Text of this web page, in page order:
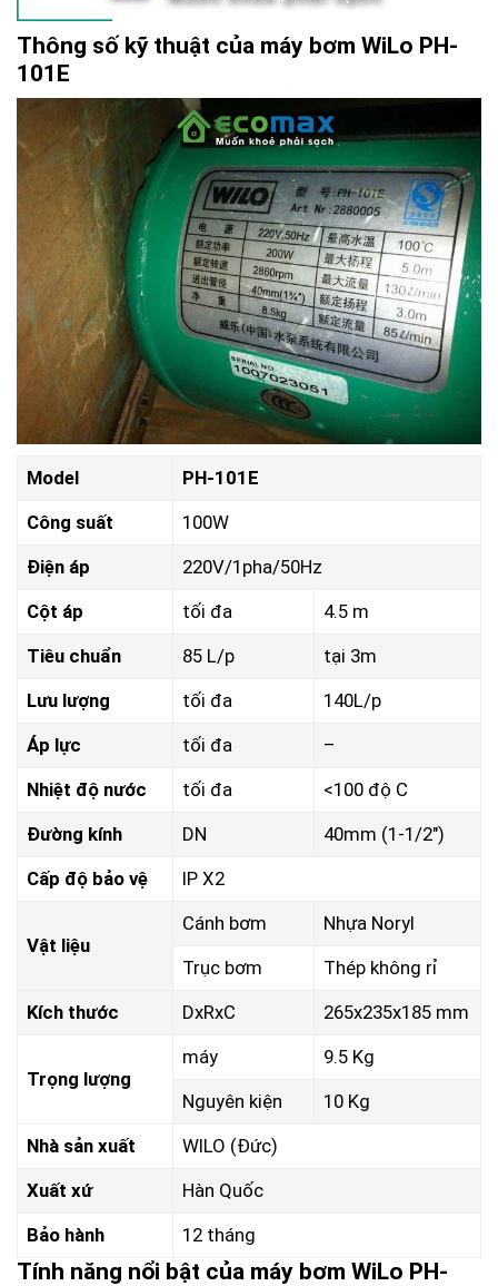
Thông số kỹ thuật của máy bơm WiLo PH-
101E
Model
PH-101E
Công suất
100W
Điện áp
220V/1pha/50Hz
Cột áp
tối đa
4.5 m
Tiêu chuẩn
85 L/p
tại 3m
Lưu lượng
tối đa
140L/p
Áp lực
tối đa
–
Nhiệt độ nước
tối đa
<100 độ C
Đường kính
DN
40mm (1-1/2″)
Cấp độ bảo vệ
IP X2
Vật liệu
Cánh bơm
Nhựa Noryl
Trục bơm
Thép không rỉ
Kích thước
DxRxC 265x235x185 mm
Trọng lượng
máy
9.5 Kg
Nguyên kiện
10 Kg
Nhà sản xuất
WILO (Đức)
Xuất xứ
Hàn Quốc
Bảo hành
12 tháng
Tính năng nổi bật của máy bơm WiLo PH-